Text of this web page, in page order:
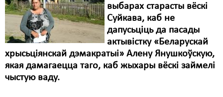
выбарах старасты вёскі
Суйкава, каб не
дапусьціць да пасады
актывістку «Беларускай
хрысьціянскай дэмакратыі» Алену Янушкоўскую,
якая дамагаецца таго, каб жыхары вёскі займелі
чыстую ваду.